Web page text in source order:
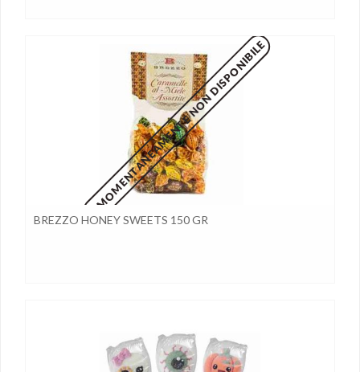
MOMENTANEAMENTE NON DISPONIBILE
BREZZO HONEY SWEETS 150 GR